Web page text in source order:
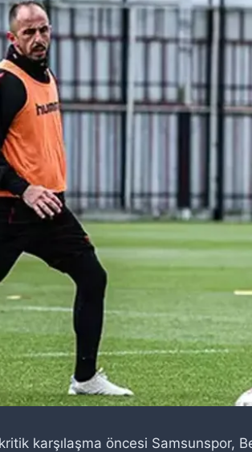
karşılaşma öncesi Samsunspor,